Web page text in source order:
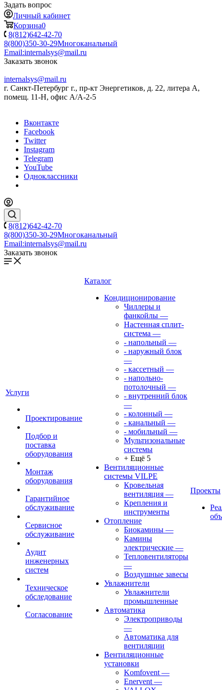
Задать вопрос
Личный кабинет
Корзина0
8(812)642-42-70
8(800)350-30-29Многоканальный
Email:internalsys@mail.ru
Заказать звонок
internalsys@mail.ru
г. Санкт-Петербург г., пр-кт Энергетиков, д. 22, литера А,
помещ. 11-Н, офис А/А-2-5
Вконтакте
Facebook
Twitter
Instagram
Telegram
YouTube
Одноклассники
8(812)642-42-70
8(800)350-30-29Многоканальный
Email:internalsys@mail.ru
Заказать звонок
Услуги
Проектирование
Подбор и
поставка
оборудования
Монтаж
оборудования
Гарантийное
обслуживание
Сервисное
обслуживание
Аудит
инженерных
систем
Техническое
обследование
Согласование
Каталог
Кондиционирование
Чиллеры и
фанкойлы —
Настенная сплит-
система —
- напольный —
- наружный блок
—
- кассетный —
- напольно-
потолочный —
- внутренний блок
—
- колонный —
- канальный —
- мобильный —
Мультизональные
системы
+ Ещё 5
Вентиляционные
системы VILPE
Кровельная
вентиляция —
Крепления и
инструменты
Отопление
Биокамины —
Камины
электрические —
Тепловентиляторы
—
Воздушные завесы
Увлажнители
Увлажнители
промышленные
Автоматика
Электроприводы
—
Автоматика для
вентиляции
Вентиляционные
установки
Komfovent —
Enervent —
Проекты